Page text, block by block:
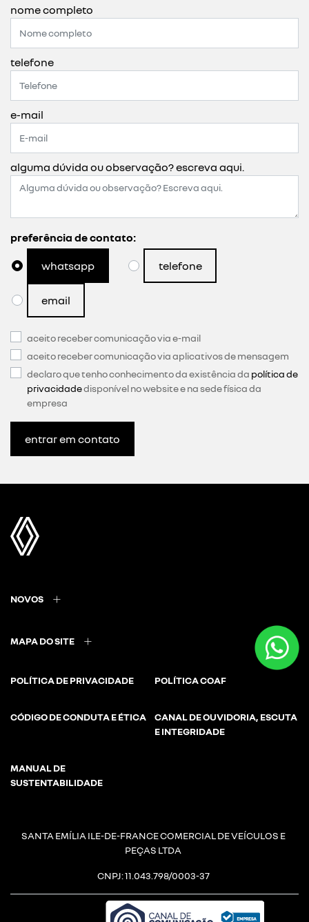
nome completo
telefone
e-mail
alguma dúvida ou observação? escreva aqui.
preferência de contato:
whatsapp telefone
email
aceito receber comunicação via e-mail
aceito receber comunicação via aplicativos de mensagem
declaro que tenho conhecimento da existência da política de
privacidadedisponível no website e na sede física da
empresa
entrar em contato
NOVOS
MAPA DO SITE
POLÍTICA DE PRIVACIDADE POLÍTICA COAF
CÓDIGO DE CONDUTA E ÉTICA
CANAL DE OUVIDORIA, ESCUTA
E INTEGRIDADE
MANUAL DE
SUSTENTABILIDADE
SANTA EMÍLIA ILE-DE-FRANCE COMERCIAL DE VEÍCULOS E
PEÇAS LTDA
CNPJ: 11.043.798/0003-37